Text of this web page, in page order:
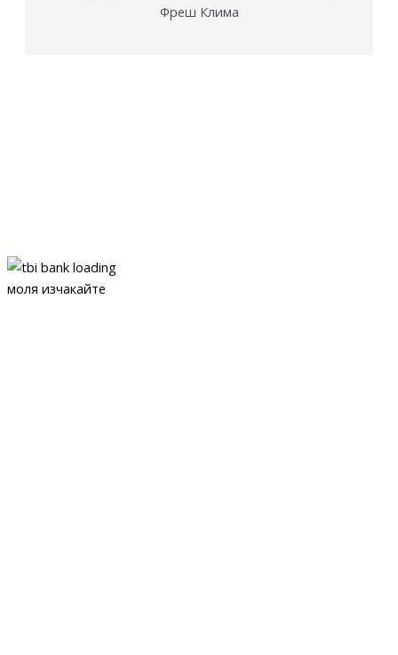
Фреш Клима
моля изчакайте